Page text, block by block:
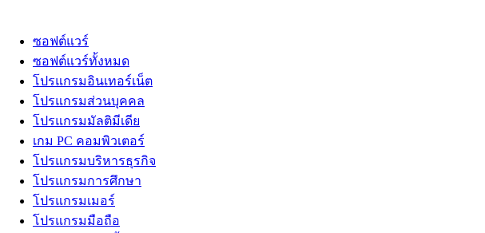
ซอฟต์แวร์
ซอฟต์แวร์ทั้งหมด
โปรแกรมอินเทอร์เน็ต
โปรแกรมส่วนบุคคล
โปรแกรมมัลติมีเดีย
เกม PC คอมพิวเตอร์
โปรแกรมบริหารธุรกิจ
โปรแกรมการศึกษา
โปรแกรมเมอร์
โปรแกรมมือถือ